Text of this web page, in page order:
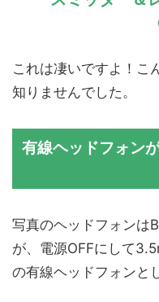
これは凄いですよ！こ
知りませんでした。
有線ヘッドフォン
写真のヘッドフォンは
が、電源OFFにして
の有線ヘッドフォンと